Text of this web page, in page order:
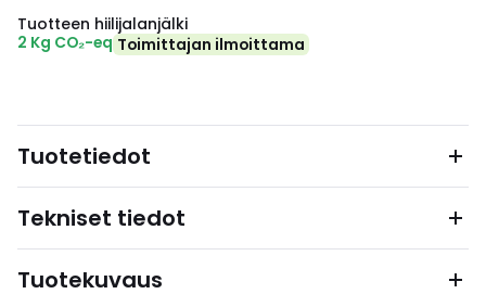
Tuotteen hiilijalanjälki
2 Kg CO₂-eq Toimittajan ilmoittama
Tuotetiedot
Tekniset tiedot
Tuotekuvaus